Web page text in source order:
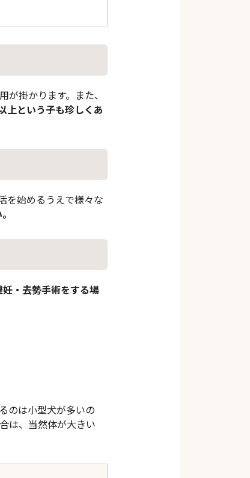
が掛かります。また、
上という子も珍しくあ
を始めるうえで様々な
妊・去勢手術をする場
のは小型犬が多いの
は、当然体が大きい